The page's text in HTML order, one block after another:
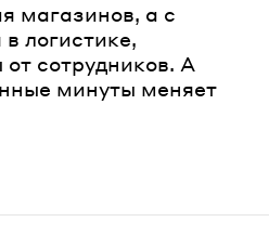
магазинов, а с
логистике,
сотрудников. А
минуты меняет